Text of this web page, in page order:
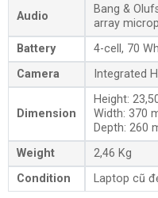
Audio
Bang &
array
Battery
4-cell, 70
Camera
Integrated
Dimension
Height:
Width: 370
Depth: 260
Weight
2,46 Kg
Condition
Laptop cũ